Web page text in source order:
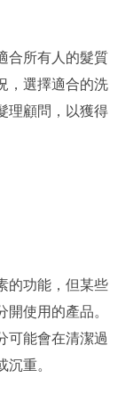
合所有人的髮質
，選擇適合的洗
理顧問，以獲得
的功能，但某些
使用的產品。
可能會在清潔過
重。